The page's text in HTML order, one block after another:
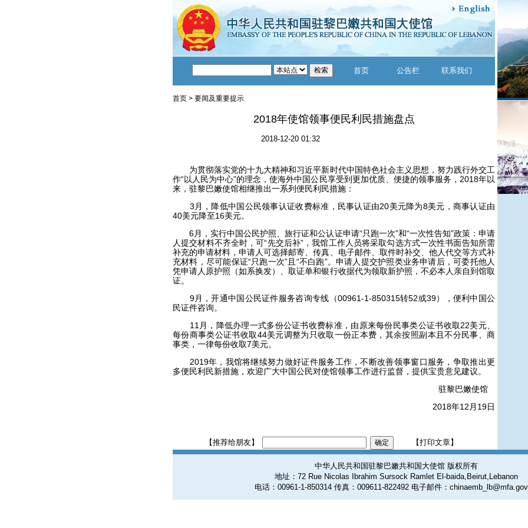
首页 公告栏 联系我们
首页 > 要闻及重要提示
2018年使馆领事便民利民措施盘点
2018-12-20 01:32
为贯彻落实党的十九大精神和习近平新时代中国特色社会主义思想，努力践行外交工
作“以人民为中心”的理念，使海外中国公民享受到更加优质、便捷的领事服务，2018年以
来，驻黎巴嫩使馆相继推出一系列便民利民措施：
3 月，降低中国公民领事认证收费标准，民事认证由20美元降为8美元，商事认证由
40美元降至16美元。
6月，实行中国公民护照、旅行证和公认证申请“只跑一次”和“一次性告知”政策：申请
人提交材料不齐全时，可“先交后补”，我馆工作人员将采取勾选方式一次性书面告知所需
补充的申请材料，申请人可选择邮寄、传真、电子邮件、取件时补交、他人代交等方式补
充材料，尽可能保证“只跑一次”且“不白跑”。申请人提交护照类业务申请后，可委托他人
凭申请人原护照（如系换发）、取证单和银行收据代为领取新护照，不必本人亲自到馆取
证。
9月，开通中国公民证件服务咨询专线（00961-1-850315转52或39），便利中国公
民证件咨询。
11 月，降低办理一式多份公证书收费标准，由原来每份民事类公证书收取22美元、
每份商事类公证书收取44美元调整为只收取一份正本费，其余按照副本且不分民事、商
事类，一律每份收取7美元。
2019年，我馆将继续努力做好证件服务工作，不断改善领事窗口服务，争取推出更
多便民利民新措施，欢迎广大中国公民对使馆领事工作进行监督，提供宝贵意见建议。
驻黎巴嫩使馆
2018年12月19日
【推荐给朋友】 【打印文章】
中华人民共和国驻黎巴嫩共和国大使馆 版权所有
地址：72 Rue Nicolas Ibrahim Sursock Ramlet El-baida,Beirut,Lebanon
电话：00961-1-850314 传真：009611-822492 电子邮件：